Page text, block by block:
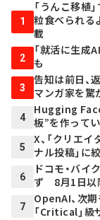
1
「うんこ移植
粒食べられ
載
2
「就活に生成
も
3
告知は前日、
マンガ家を驚
4
Hugging
板”を作って
5
X、「クリエ
ナル投稿」に
6
ドコモ・バイ
ず 8月1日以
7
OpenAI、次
「Critical」